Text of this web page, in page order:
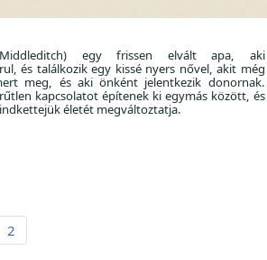
egy frissen elvált apa, aki
és találkozik egy kissé nyers nővel, akit még
meg, és aki önként jelentkezik donornak.
kapcsolatot építenek ki egymás között, és
életét megváltoztatja.
2